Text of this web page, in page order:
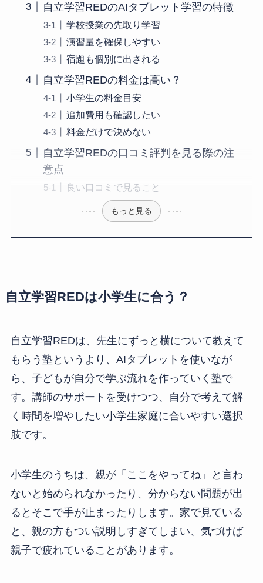
自立学習REDのAIタブレット学習の特徴
学校授業の先取り学習
演習量を確保しやすい
宿題も個別に出される
自立学習REDの料金は高い？
小学生の料金目安
追加費用も確認したい
料金だけで決めない
自立学習REDの口コミ評判を見る際の注
意点
良い口コミで見ること
もっと見る
自立学習REDは小学生に合う？
自立学習REDは、先生にずっと横について教えて
もらう塾というより、AIタブレットを使いなが
ら、子どもが自分で学ぶ流れを作っていく塾で
す。講師のサポートを受けつつ、自分で考えて解
く時間を増やしたい小学生家庭に合いやすい選択
肢です。
小学生のうちは、親が「ここをやってね」と言わ
ないと始められなかったり、分からない問題が出
るとそこで手が止まったりします。家で見ている
と、親の方もつい説明しすぎてしまい、気づけば
親子で疲れていることがあります。